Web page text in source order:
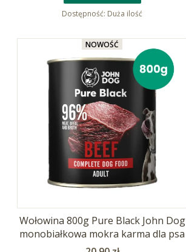
Dostępność: Duża ilość
NOWOŚĆ
Wołowina 800g Pure Black John Dog
monobiałkowa mokra karma dla psa